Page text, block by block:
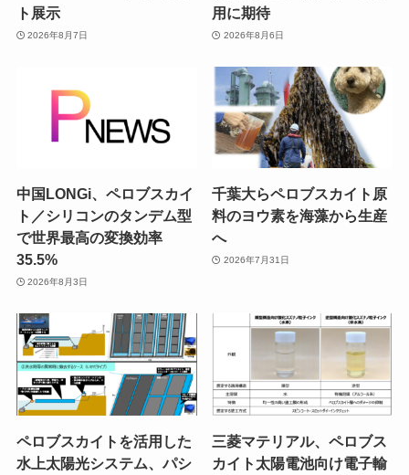
ト展示
2026年8月7日
用に期待
2026年8月6日
中国LONGi、ペロブスカイ
ト／シリコンのタンデム型
で世界最高の変換効率
35.5%
2026年8月3日
千葉大らペロブスカイト原
料のヨウ素を海藻から生産
へ
2026年7月31日
ペロブスカイトを活用した
水上太陽光システム、パシ
三菱マテリアル、ペロブス
カイト太陽電池向け電子輸